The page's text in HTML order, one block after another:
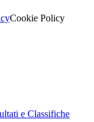
Cookie Policy
e Classifiche